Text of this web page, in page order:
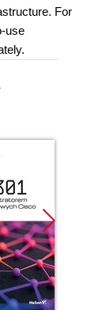
For
use